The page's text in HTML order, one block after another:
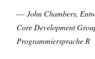
—John Chambers,
Core Development
Programmiersprache R